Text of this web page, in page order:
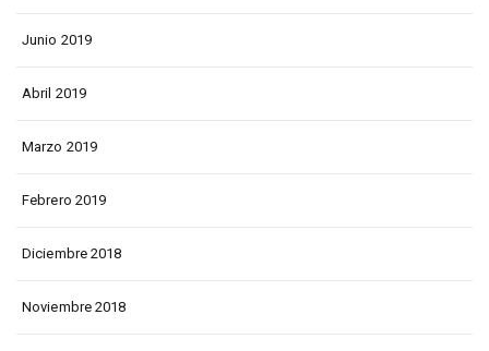
Junio 2019
Abril 2019
Marzo 2019
Febrero 2019
Diciembre 2018
Noviembre 2018